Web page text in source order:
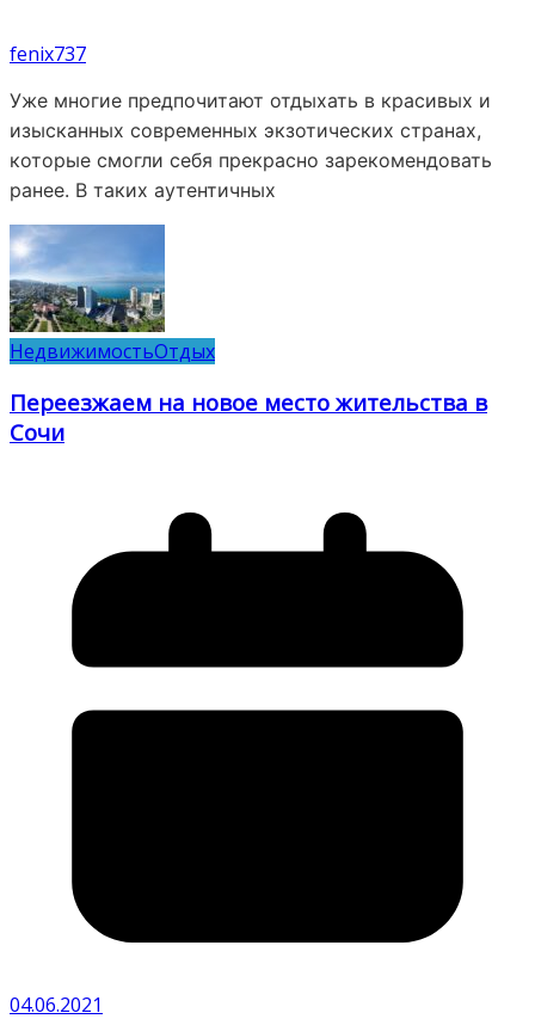
fenix737
Уже многие предпочитают отдыхать в красивых и
изысканных современных экзотических странах,
которые смогли себя прекрасно зарекомендовать
ранее. В таких аутентичных
НедвижимостьОтдых
Переезжаем на новое место жительства в
Сочи
04.06.2021